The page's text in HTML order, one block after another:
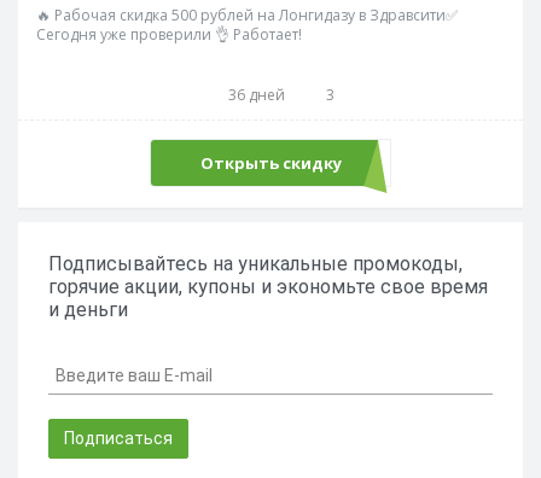
🔥 Рабочая скидка 500 рублей на Лонгидазу в Здравсити✅
Сегодня уже проверили 👌 Работает!
36 дней 3
Открыть скидку
Подписывайтесь на уникальные промокоды,
горячие акции, купоны и экономьте свое время
и деньги
Подписаться